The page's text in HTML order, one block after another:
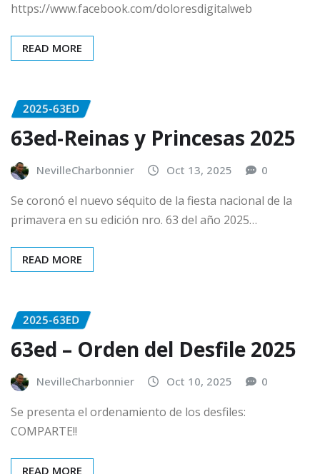
https://www.facebook.com/doloresdigitalweb
READ MORE
2025-63ED
63ed-Reinas y Princesas 2025
NevilleCharbonnier Oct 13, 2025 0
Se coronó el nuevo séquito de la fiesta nacional de la
primavera en su edición nro. 63 del año 2025…
READ MORE
2025-63ED
63ed – Orden del Desfile 2025
NevilleCharbonnier Oct 10, 2025 0
Se presenta el ordenamiento de los desfiles:
COMPARTE!!
READ MORE